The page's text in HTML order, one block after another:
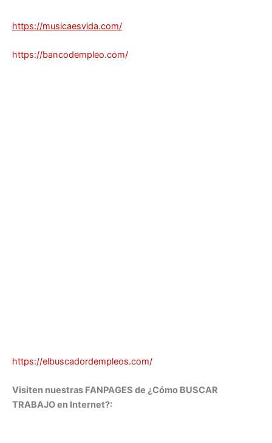
https://musicaesvida.com/
https://bancodempleo.com/
https://elbuscadordempleos.com/
Visiten nuestras FANPAGES de ¿Cómo BUSCAR
TRABAJO en Internet?: